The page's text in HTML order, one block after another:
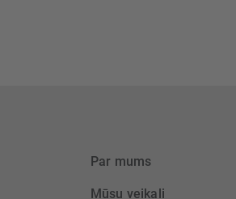
Par mums
Mūsu veikali